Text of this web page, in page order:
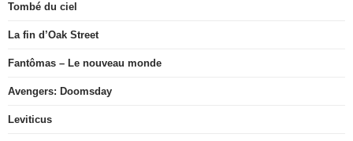
Tombé du ciel
La fin d’Oak Street
Fantômas – Le nouveau monde
Avengers: Doomsday
Leviticus